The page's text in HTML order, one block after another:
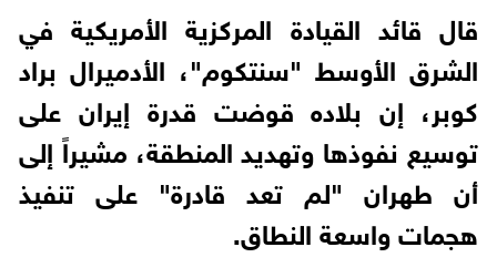
قال قائد القيادة المركزية الأمريكية في
الشرق الأوسط "سنتكوم"، الأدميرال براد
كوبر، إن بلاده قوضت قدرة إيران على
توسيع نفوذها وتهديد المنطقة، مشيراً إلى
أن طهران "لم تعد قادرة" على تنفيذ
هجمات واسعة النطاق.